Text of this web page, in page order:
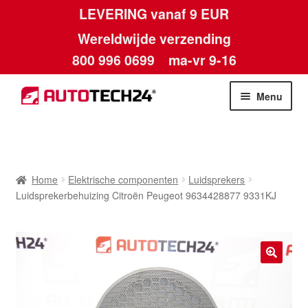
LEVERING vanaf 9 EUR
Wereldwijde verzending
800 996 0699 ma-vr 9-16
Ga
door
Ga
naar
Menu
Betalingen
Home Elektrische componenten
Luidsprekers
Luidsprekerbehuizing Citroën Peugeot 9634428877 9331KJ